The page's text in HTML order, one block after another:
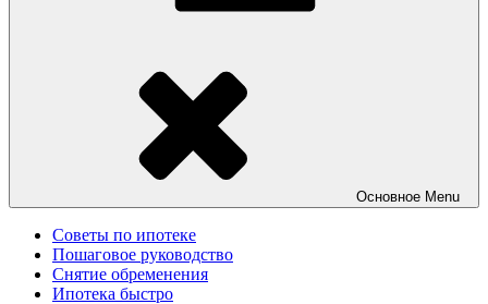
Основное Menu
Советы по ипотеке
Пошаговое руководство
Снятие обременения
Ипотека быстро